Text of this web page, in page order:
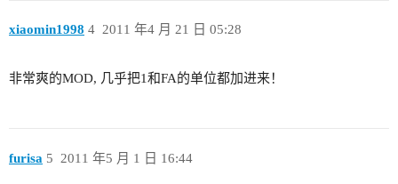
xiaomin1998 2011 年4 月 21 日 05:28
4
非常爽的MOD, 几乎把1和FA的单位都加进来！
furisa 2011 年5 月 1 日 16:44
5